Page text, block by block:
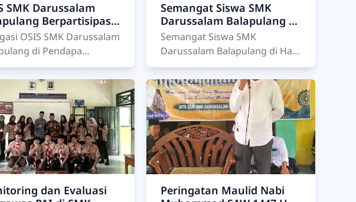
SMK Darussalam
Berpartisipasi
Festival OSIS
Tegal
2026
OSIS SMK Darussalam
di Pendapa
Slawi. Slawi, 16
— Suasana
semangat menyelimuti
Semangat Siswa SMK
Darussalam Balapulang di
Hari Pertama STS
Semester Ganjil 2025
Semangat Siswa SMK
Darussalam Balapulang di Hari
Pertama STS Semester Ganjil
2025 Balapulang, 13 Oktober
2025 STS Semester G…
dan Evaluasi
Peringatan Maulid Nabi